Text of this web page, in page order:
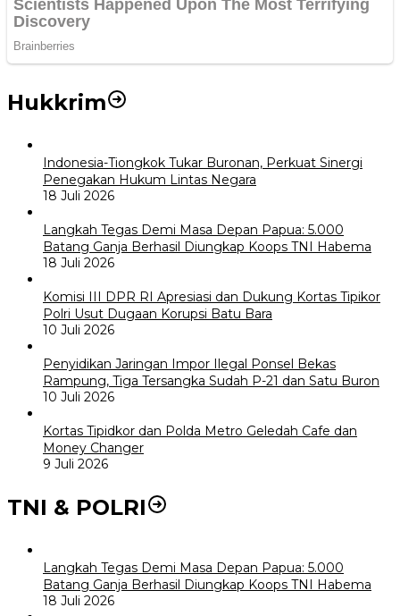
Hukkrim
Indonesia-Tiongkok Tukar Buronan, Perkuat Sinergi
Penegakan Hukum Lintas Negara
18 Juli 2026
Langkah Tegas Demi Masa Depan Papua: 5.000
Batang Ganja Berhasil Diungkap Koops TNI Habema
18 Juli 2026
Komisi III DPR RI Apresiasi dan Dukung Kortas Tipikor
Polri Usut Dugaan Korupsi Batu Bara
10 Juli 2026
Penyidikan Jaringan Impor Ilegal Ponsel Bekas
Rampung, Tiga Tersangka Sudah P-21 dan Satu Buron
10 Juli 2026
Kortas Tipidkor dan Polda Metro Geledah Cafe dan
Money Changer
9 Juli 2026
TNI & POLRI
Langkah Tegas Demi Masa Depan Papua: 5.000
Batang Ganja Berhasil Diungkap Koops TNI Habema
18 Juli 2026